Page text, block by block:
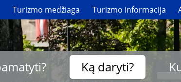
Turizmo medžiaga Turizmo informacija
Ką daryti?